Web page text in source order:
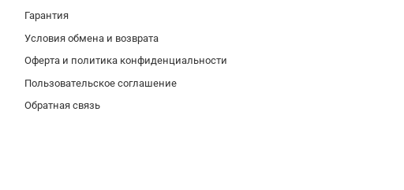
Гарантия
Условия обмена и возврата
Оферта и политика конфиденциальности
Пользовательское соглашение
Обратная связь